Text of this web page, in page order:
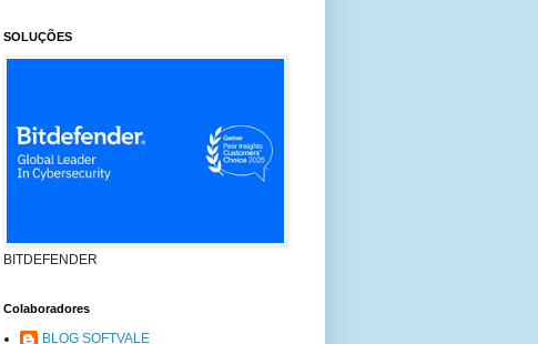
SOLUÇÕES
BITDEFENDER
Colaboradores
BLOG SOFTVALE